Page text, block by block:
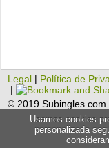
Legal | Política de
|
© 2019 Subingles.com
Usamos cookies
personalizada